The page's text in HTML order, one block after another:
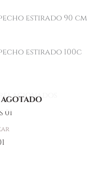
estirado 90 cm
estirado 100c
AGOTADO